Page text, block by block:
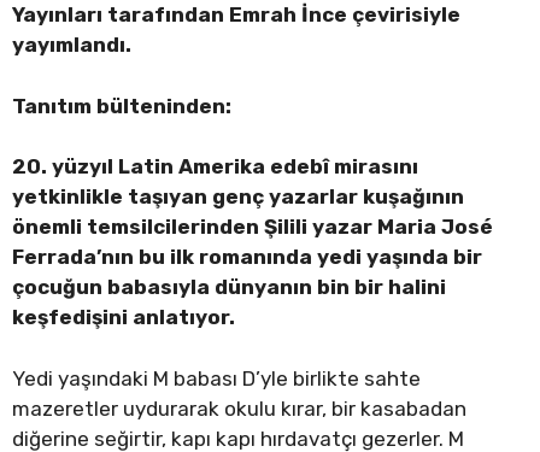
Yayınları tarafından Emrah İnce çevirisiyle
yayımlandı.
Tanıtım bülteninden:
20. yüzyıl Latin Amerika edebî mirasını
yetkinlikle taşıyan genç yazarlar kuşağının
önemli temsilcilerinden Şilili yazar Maria José
Ferrada’nın bu ilk romanında yedi yaşında bir
çocuğun babasıyla dünyanın bin bir halini
keşfedişini anlatıyor.
Yedi yaşındaki M babası D’yle birlikte sahte
mazeretler uydurarak okulu kırar, bir kasabadan
diğerine seğirtir, kapı kapı hırdavatçı gezerler. M